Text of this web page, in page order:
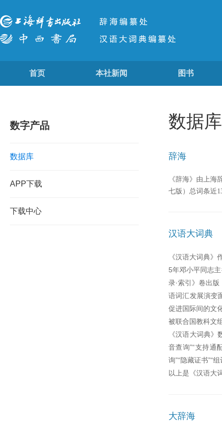
首页 本社新闻 图书
数字产品
数据库
APP下载
下载中心
数据库
辞海
《辞海》由上
七版）总词条近
汉语大词典
《汉语大词典
5年邓小平同志
录·索引》卷出
语词汇发展演变
促进国际间的文
被联合国教科文
《汉语大词典
音查询”“支持通
询”“隐藏证书”“
以上是《汉语大
大辞海